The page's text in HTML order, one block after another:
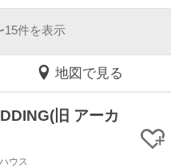
件を表示
地図で見る
旧 アーカ
ウス